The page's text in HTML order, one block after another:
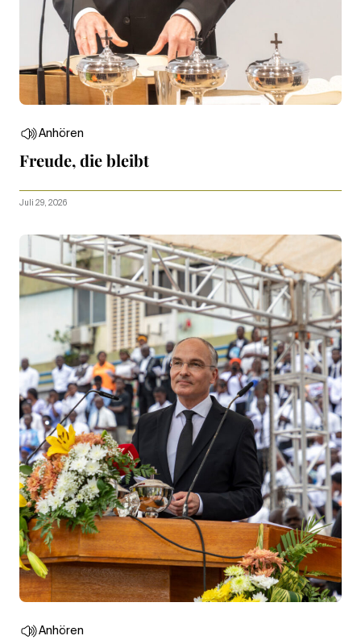
Anhören
Freude, die bleibt
Juli 29, 2026
Anhören